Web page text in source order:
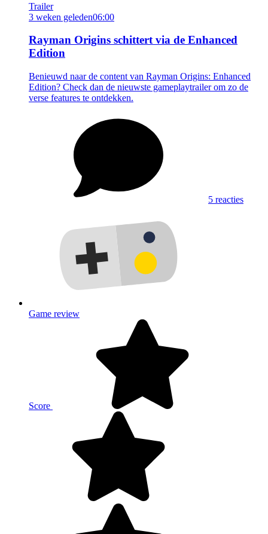
Trailer
3 weken geleden06:00
Rayman Origins schittert via de Enhanced
Edition
Benieuwd naar de content van Rayman Origins: Enhanced
Edition? Check dan de nieuwste gameplaytrailer om zo de
verse features te ontdekken.
5 reacties
Game review
Score